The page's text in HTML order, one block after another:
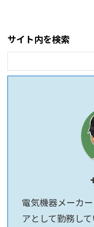
サイト内を検索
電気機器メーカ
アとして勤務して